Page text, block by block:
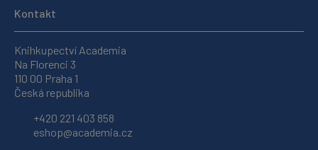
Kontakt
Knihkupectví Academia
Na Florenci 3
110 00 Praha 1
Česká republika
+420 221 403 858
eshop@academia.cz